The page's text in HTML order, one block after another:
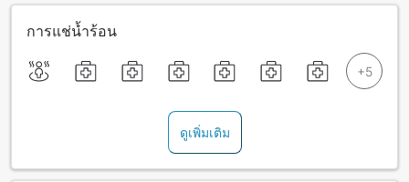
การแช่น้ำร้อน
ดูเพิ่มเติม